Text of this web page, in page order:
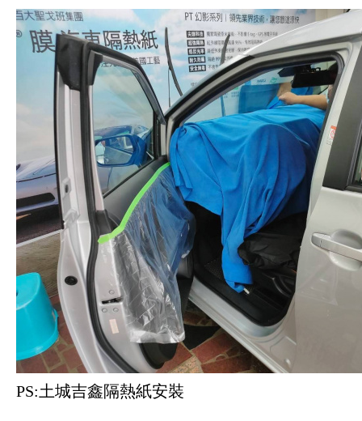
PS:土城吉鑫隔熱紙安裝